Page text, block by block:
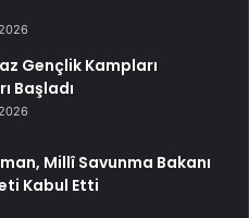
Gençlik Kampları
Başladı
Millî Savunma Bakanı
Kabul Etti